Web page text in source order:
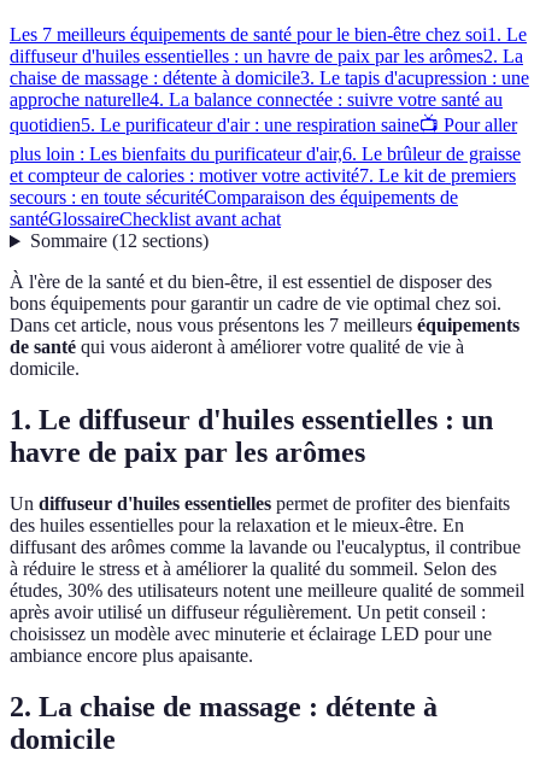
Les 7 meilleurs équipements de santé pour le bien-être chez soi1. Le
diffuseur d'huiles essentielles : un havre de paix par les arômes2. La
chaise de massage : détente à domicile3. Le tapis d'acupression : une
approche naturelle4. La balance connectée : suivre votre santé au
quotidien5. Le purificateur d'air : une respiration saine📺 Pour aller
plus loin : Les bienfaits du purificateur d'air,6. Le brûleur de graisse
et compteur de calories : motiver votre activité7. Le kit de premiers
secours : en toute sécuritéComparaison des équipements de
santéGlossaireChecklist avant achat
Sommaire(12 sections)
À l'ère de la santé et du bien-être, il est essentiel de disposer des
bons équipements pour garantir un cadre de vie optimal chez soi.
Dans cet article, nous vous présentons les 7 meilleurs équipements
de santé qui vous aideront à améliorer votre qualité de vie à
domicile.
1. Le diffuseur d'huiles essentielles : un
havre de paix par les arômes
Un diffuseur d'huiles essentielles permet de profiter des bienfaits
des huiles essentielles pour la relaxation et le mieux-être. En
diffusant des arômes comme la lavande ou l'eucalyptus, il contribue
à réduire le stress et à améliorer la qualité du sommeil. Selon des
études, 30% des utilisateurs notent une meilleure qualité de sommeil
après avoir utilisé un diffuseur régulièrement. Un petit conseil :
choisissez un modèle avec minuterie et éclairage LED pour une
ambiance encore plus apaisante.
2. La chaise de massage : détente à
domicile